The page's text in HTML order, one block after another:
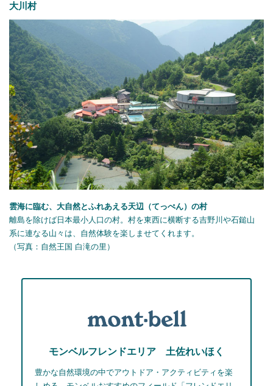
大川村
雲海に臨む、大自然とふれあえる天辺（てっぺん）の村
離島を除けば日本最小人口の村。村を東西に横断する吉野川や石鎚山
系に連なる山々は、自然体験を楽しませてくれます。
（写真：自然王国 白滝の里）
モンベルフレンドエリア 土佐れいほく
豊かな自然環境の中でアウトドア・アクティビティを楽